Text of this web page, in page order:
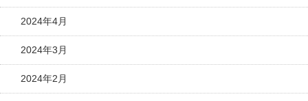
2024年4月
2024年3月
2024年2月